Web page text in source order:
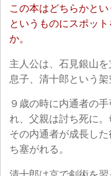
この本はどちらかと
というものにスポッ
か。
主人公は、石見銀山
息子、清十郎という架
９歳の時に内通者の
れ、父親は討ち死に。
その内通者が成長し
ち塞がれる。